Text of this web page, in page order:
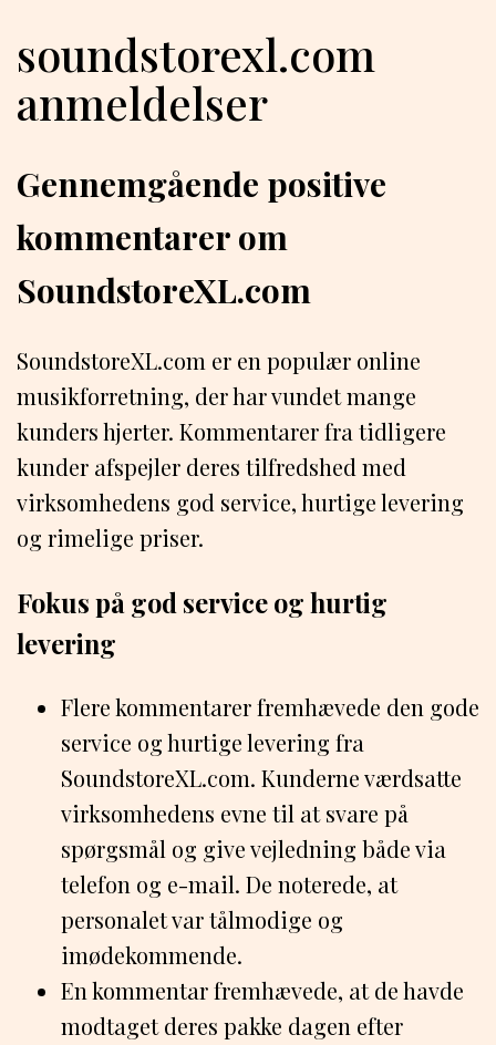
soundstorexl.com
anmeldelser
Gennemgående positive
kommentarer om
SoundstoreXL.com
SoundstoreXL.com er en populær online
musikforretning, der har vundet mange
kunders hjerter. Kommentarer fra tidligere
kunder afspejler deres tilfredshed med
virksomhedens god service, hurtige levering
og rimelige priser.
Fokus på god service og hurtig
levering
Flere kommentarer fremhævede den gode
service og hurtige levering fra
SoundstoreXL.com. Kunderne værdsatte
virksomhedens evne til at svare på
spørgsmål og give vejledning både via
telefon og e-mail. De noterede, at
personalet var tålmodige og
imødekommende.
En kommentar fremhævede, at de havde
modtaget deres pakke dagen efter